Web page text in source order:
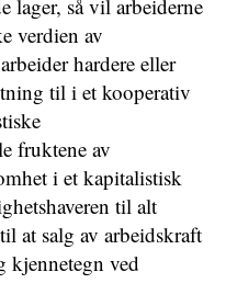
lager, så vil arbeiderne
verdien av
hardere eller
til i et kooperativ
fruktene av
i et kapitalistisk
til alt
at salg av arbeidskraft
kjennetegn ved